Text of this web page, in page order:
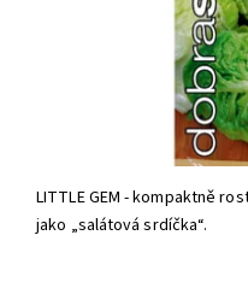
LITTLE GEM - kompaktně
jako „salátová srdíčka“.